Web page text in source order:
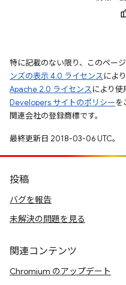
特に記載のない限り、このペー
ンズの表示 4.0 ライセンスによ
Apache 2.0 ライセンスにより使
Developers サイトのポリシーを
関連会社の登録商標です。
最終更新日 2018-03-06 UTC。
投稿
バグを報告
未解決の問題を見る
関連コンテンツ
Chromium のアップデート